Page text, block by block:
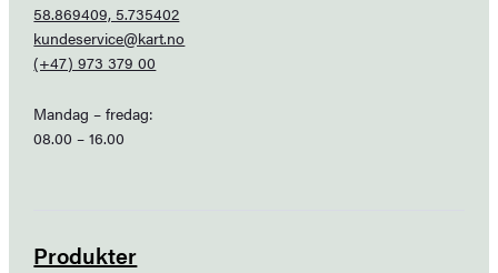
58.869409, 5.735402
kundeservice@kart.no
(+47) 973 379 00
Mandag – fredag:
08.00 – 16.00
Produkter